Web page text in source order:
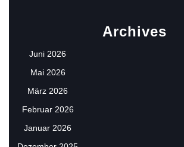
Archives
Juni 2026
Mai 2026
März 2026
Februar 2026
Januar 2026